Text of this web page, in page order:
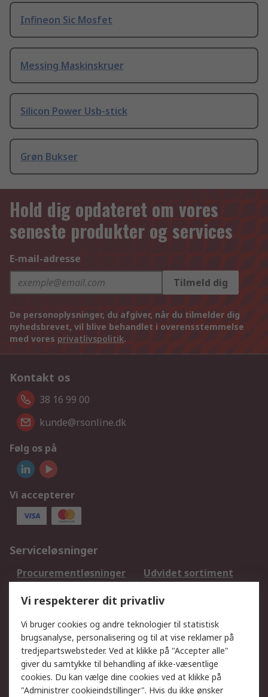
Infineon Sic Mosfet
Messing Maskinskruer
Silicon Power Usb-stick
Grøn Bukser
Hold dig opdateret om vores
seneste produkter og services
E-mail-adresse
Tilmeld dig
De personoplysninger, du afgiver, når du tilmelder dig
nyhedsbrevet, vil blive behandlet i overensstemmelse
med vores privatlivspolitik.
Kontakt os
38 16 99 00
kunde@rsonline.dk
Følg os på
Vi accepterer
Serviceløsninger
Procurementløsninger
Udvidet sortiment
DesignSpark
Teknisk Support
Dit lokale salgsteam
Eksportløsninger
Support
Få hjælp
Returnering
Levering
Spor min ordre
Vi respekterer dit privatliv
Vi bruger cookies og andre teknologier til statistisk
brugsanalyse, personalisering og til at vise reklamer på
tredjepartswebsteder. Ved at klikke på "Accepter alle"
giver du samtykke til behandling af ikke-væsentlige
cookies. Du kan vælge dine cookies ved at klikke på
"Administrer cookieindstillinger". Hvis du ikke ønsker